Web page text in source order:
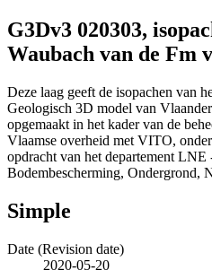
G3Dv3 020303,
Waubach van de Fm
Deze laag geeft de isopachen van
Geologisch 3D model van
opgemaakt in het kader van de
Vlaamse overheid met VITO,
opdracht van het departement
Bodembescherming, Ondergrond,
Simple
Date (Revision date)
2020-05-20